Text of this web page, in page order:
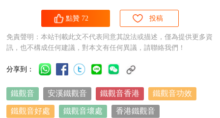
鐵觀音 所含的無機礦物元素，如錳、鐵、氟、鉀、鈉等均
高於其他茶類，鐵觀音中的化學成分和礦物元素對人體健康
有着特殊的功能，
鐵觀音有醒酒功效和敵煙作用。
茶能醒酒敵煙，這也是眾所周知的事實。明代理學家王陽
明的「正如酣醉後，醒酒卻須茶」之名句，說明我國人民早
點贊 72 投稿
免責聲明：本站刊載此文不代表同意其說法或描述，僅為提供更多資
訊，也不構成任何建議，對本文有任何異議，請聯絡我們！
分享到：
鐵觀音 安溪鐵觀音 鐵觀音香港 鐵觀音功效
鐵觀音好處 鐵觀音壞處 香港鐵觀音